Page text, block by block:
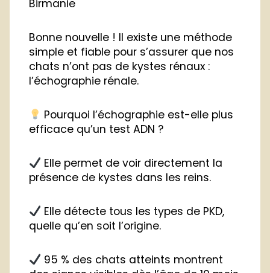
Birmanie
Bonne nouvelle ! Il existe une méthode
simple et fiable pour s’assurer que nos
chats n’ont pas de kystes rénaux :
l’échographie rénale.
Pourquoi l’échographie est-elle plus
efficace qu’un test ADN ?
Elle permet de voir directement la
présence de kystes dans les reins.
Elle détecte tous les types de PKD,
quelle qu’en soit l’origine.
95 % des chats atteints montrent